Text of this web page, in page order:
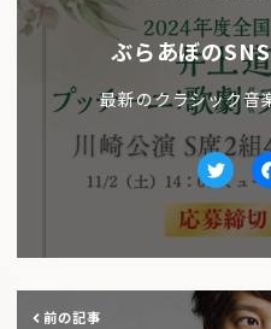
ぶらあぼの
最新のクラシック音
前の記事